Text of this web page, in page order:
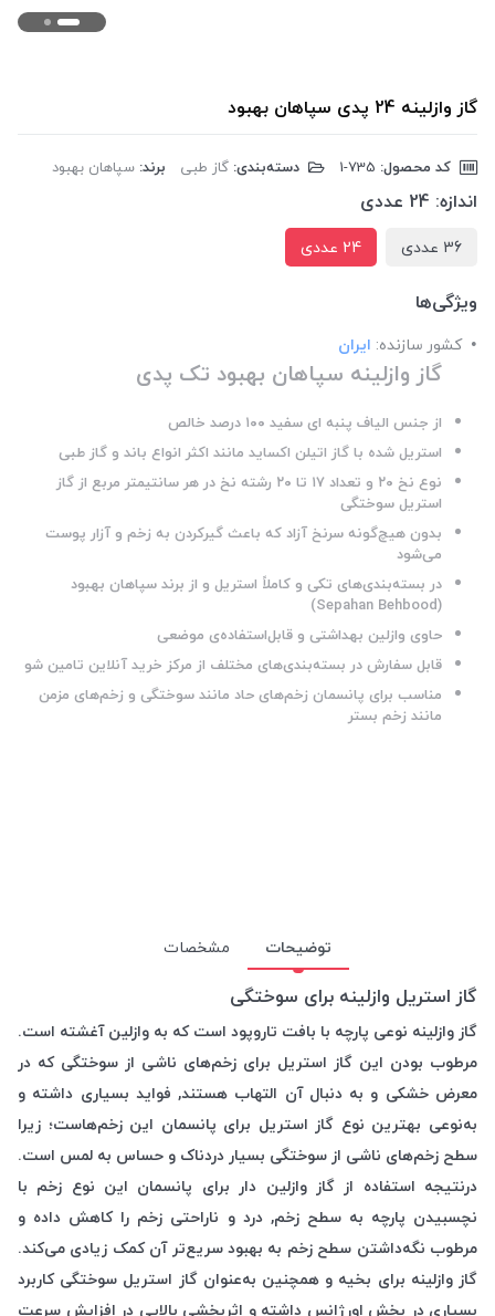
گاز وازلینه 24 پدی سپاهان بهبود
کد محصول: دسته‌بندی: گاز طبی برند: سپاهان بهبود
اندازه: 24 عددی
36 عددی 24 عددی
ویژگی‌ها
کشور سازنده: ایران
گاز وازلینه سپاهان بهبود تک پدی
از جنس الیاف پنبه ای سفید ۱۰۰ درصد خالص
استریل شده با گاز اتیلن اکساید مانند اکثر انواع باند و گاز طبی
نوع نخ ۲۰ و تعداد ۱۷ تا ۲۰ رشته نخ در هر سانتیمتر مربع از گاز
استریل سوختگی
بدون هیچ‌گونه سرنخ آزاد که باعث گیرکردن به زخم و آزار پوست
می‌شود
در بسته‌بندی‌های تکی و کاملاً استریل و از برند سپاهان بهبود
(Sepahan Behbood)
حاوی وازلین بهداشتی و قابل‌استفاده‌ی موضعی
قابل سفارش در بسته‌بندی‌های مختلف از مرکز خرید آنلاین تامین شو
مناسب برای پانسمان زخم‌های حاد مانند سوختگی و زخم‌های مزمن
مانند زخم بستر
توضیحات مشخصات
گاز استریل وازلینه برای سوختگی
گاز وازلینه نوعی پارچه با بافت تاروپود است که به وازلین آغشته است.
مرطوب بودن این گاز استریل برای زخم‌های ناشی از سوختگی که در
معرض خشکی و به دنبال آن التهاب هستند, فواید بسیاری داشته و
به‌نوعی بهترین نوع گاز استریل برای پانسمان این زخم‌هاست؛ زیرا
سطح زخم‌های ناشی از سوختگی بسیار دردناک و حساس به لمس است.
درنتیجه استفاده از گاز وازلین دار برای پانسمان این نوع زخم با
نچسبیدن پارچه به سطح زخم, درد و ناراحتی زخم را کاهش داده و
مرطوب نگه‌داشتن سطح زخم به بهبود سریع‌تر آن کمک زیادی می‌کند.
گاز وازلینه برای بخیه و همچنین به‌عنوان گاز استریل سوختگی کاربرد
بسیاری در بخش اورژانس داشته و اثربخشی بالایی در افزایش سرعت